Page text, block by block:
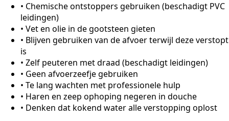
• Chemische ontstoppers gebruiken (beschadigt PVC
leidingen)
• Vet en olie in de gootsteen gieten
• Blijven gebruiken van de afvoer terwijl deze verstopt
is
• Zelf peuteren met draad (beschadigt leidingen)
• Geen afvoerzeefje gebruiken
• Te lang wachten met professionele hulp
• Haren en zeep ophoping negeren in douche
• Denken dat kokend water alle verstopping oplost